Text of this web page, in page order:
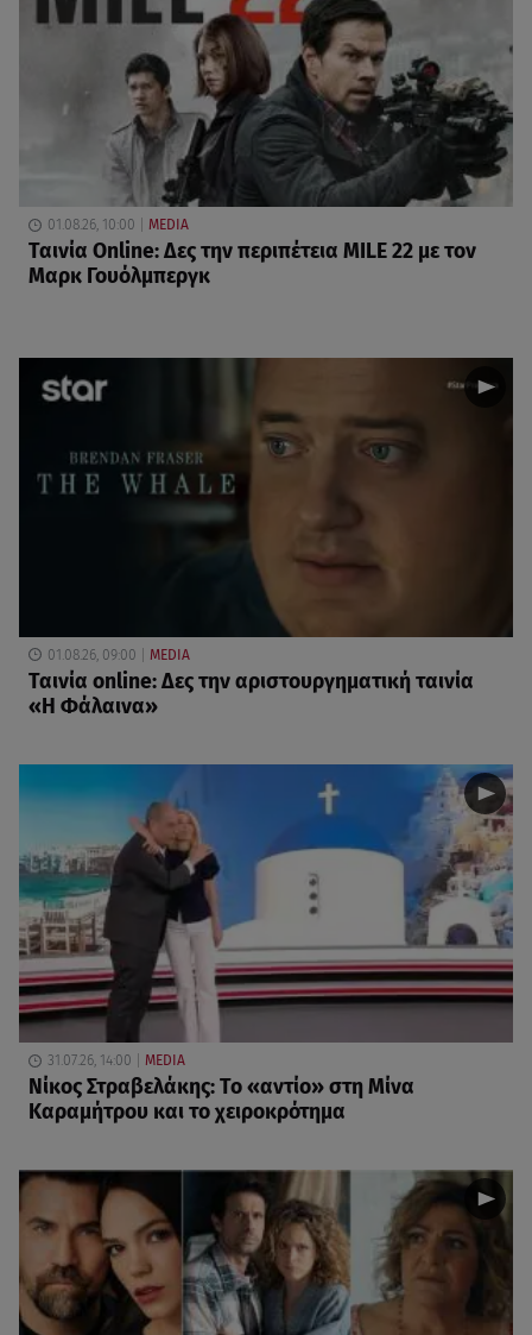
01.08.26, 10:00 MEDIA
Ταινία Online: Δες την περιπέτεια MILE 22 με τον
Μαρκ Γουόλμπεργκ
01.08.26, 09:00 MEDIA
Ταινία online: Δες την αριστουργηματική ταινία
«Η Φάλαινα»
31.07.26, 14:00 MEDIA
Νίκος Στραβελάκης: Το «αντίο» στη Μίνα
Καραμήτρου και το χειροκρότημα